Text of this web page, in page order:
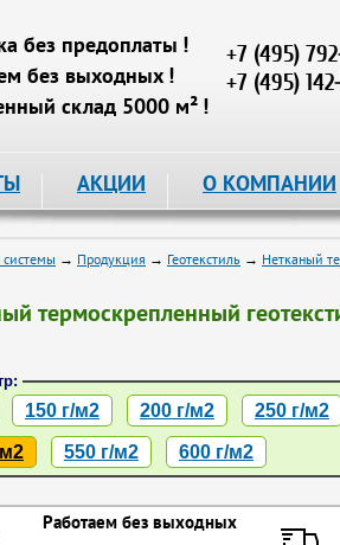
без предоплаты !
без выходных !
склад 5000 м² !
+7 (495)
+7 (495)
АКЦИИ О КОМПАНИИ
→ Продукция → Геотекстиль → Нетканый
термоскрепленный
150 г/м2 200 г/м2 250 г/м2
550 г/м2 600 г/м2
Работаем без выходных